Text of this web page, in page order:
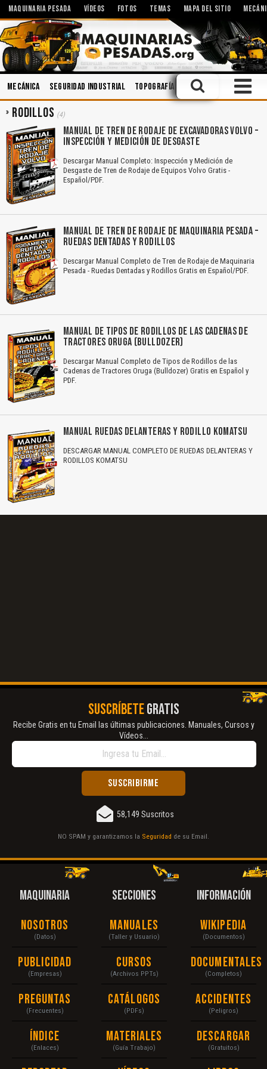
MAQUINARIA PESADA VÍDEOS FOTOS TEMAS MAPA DEL SITIO
Mecánica Seguridad Industrial Topografía Implementos
RODILLOS (4)
MANUAL DE TREN DE RODAJE DE EXCAVADORAS VOLVO –
INSPECCIÓN Y MEDICIÓN DE DESGASTE
Descargar Manual Completo: Inspección y Medición de
Desgaste de Tren de Rodaje de Equipos Volvo Gratis -
Español/PDF.
MANUAL DE TREN DE RODAJE DE MAQUINARIA PESADA –
RUEDAS DENTADAS Y RODILLOS
Descargar Manual Completo de Tren de Rodaje de Maquinaria
Pesada - Ruedas Dentadas y Rodillos Gratis en Español/PDF.
MANUAL DE TIPOS DE RODILLOS DE LAS CADENAS DE
TRACTORES ORUGA (BULLDOZER)
Descargar Manual Completo de Tipos de Rodillos de las
Cadenas de Tractores Oruga (Bulldozer) Gratis en Español y
PDF.
MANUAL RUEDAS DELANTERAS Y RODILLO KOMATSU
DESCARGAR MANUAL COMPLETO DE RUEDAS DELANTERAS Y
RODILLOS KOMATSU
SUSCRÍBETEGRATIS
Recibe Gratis en tu Email las últimas publicaciones. Manuales, Cursos y
Vídeos...
58,149 Suscritos
NO SPAM y garantizamos la Seguridad de su Email.
MAQUINARIA
Nosotros
(Datos)
Publicidad
(Empresas)
Preguntas
(Frecuentes)
Índice
(Enlaces)
SECCIONES
Manuales
(Taller y Usuario)
Cursos
(Archivos PPTs)
Catálogos
(PDFs)
Materiales
(Guía Trabajo)
INFORMACIÓN
Wikipedia
(Documentos)
Documentales
(Completos)
Accidentes
(Peligros)
Descargar
(Gratuitos)